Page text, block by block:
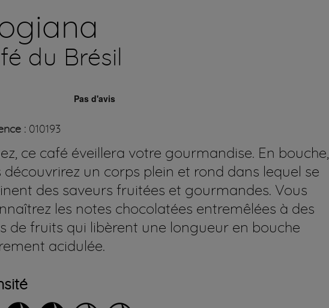
du Brésil
: 010193
ce café éveillera votre gourmandise. En bouche,
découvrirez un corps plein et rond dans lequel se
des saveurs fruitées et gourmandes. Vous
les notes chocolatées entremêlées à des
de fruits qui libèrent une longueur en bouche
acidulée.